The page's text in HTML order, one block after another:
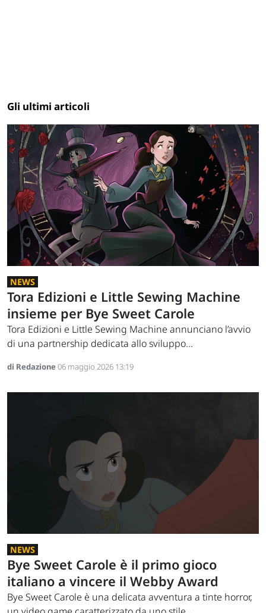
Gli ultimi articoli
NEWS
Tora Edizioni e Little Sewing Machine
insieme per Bye Sweet Carole
Tora Edizioni e Little Sewing Machine annunciano l’avvio
di una partnership dedicata allo sviluppo...
di Redazione06 maggio 2026 13:19
NEWS
Bye Sweet Carole è il primo gioco
italiano a vincere il Webby Award
Bye Sweet Carole è una delicata avventura a tinte horror,